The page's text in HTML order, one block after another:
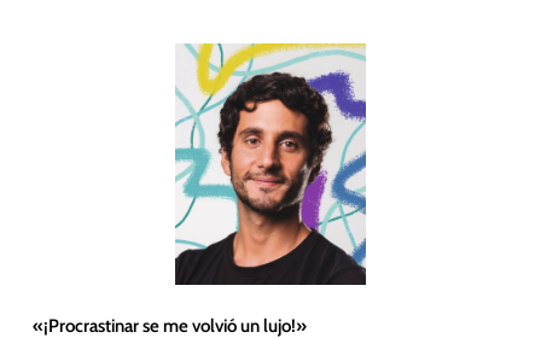
«¡Procrastinar se me volvió un lujo!»